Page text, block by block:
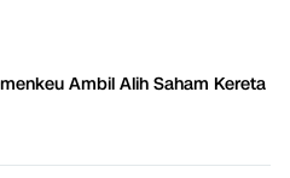
Ambil Alih Saham Kereta